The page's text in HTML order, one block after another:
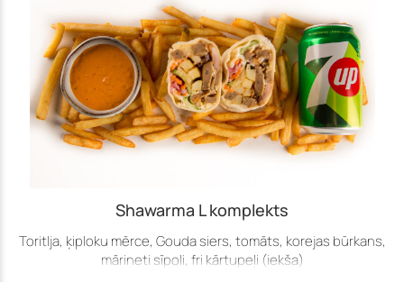
Shawarma L komplekts
Toritlja, ķiploku mērce, Gouda siers, tomāts, korejas būrkans,
mārineti sīpoli, fri kārtupeļi (iekša)